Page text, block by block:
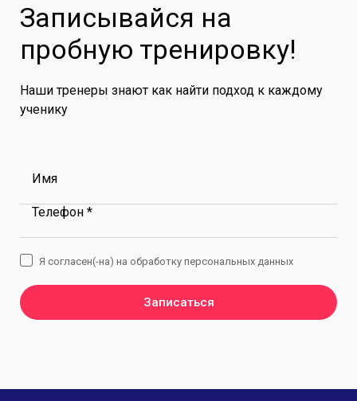
Записывайся на
пробную тренировку!
Наши тренеры знают как найти подход к каждому
ученику
Имя
Телефон *
Записаться
Я согласен(-на) на обработку персональных данных